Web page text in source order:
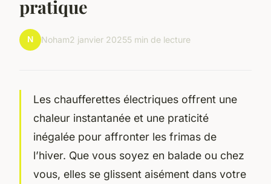
pratique
N Noham2 janvier 20255 min de lecture
Les chaufferettes électriques offrent une
chaleur instantanée et une praticité
inégalée pour affronter les frimas de
l’hiver. Que vous soyez en balade ou chez
vous, elles se glissent aisément dans votre